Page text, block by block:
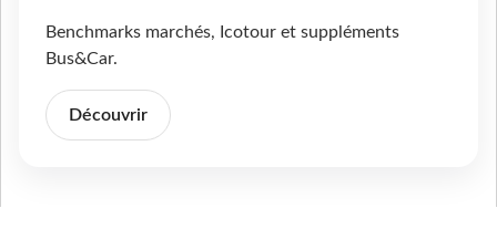
Benchmarks marchés, Icotour et suppléments
Bus&Car.
Découvrir